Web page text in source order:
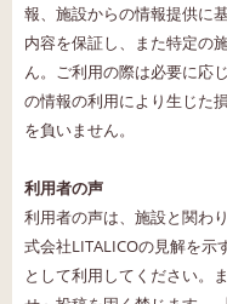
報、施設からの情報提供に
内容を保証し、また特定の
ん。ご利用の際は必要に応
の情報の利用により生じた
を負いません。
利用者の声
利用者の声は、施設と関わ
式会社LITALICOの見解を示
として利用してください。